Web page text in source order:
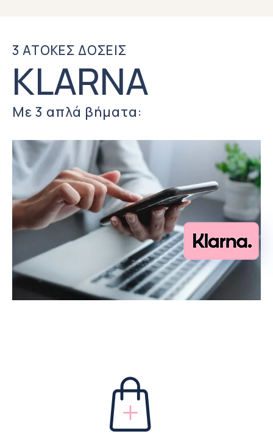
3 ΑΤΟΚΕΣ ΔΟΣΕΙΣ
KLARNA
Με 3 απλά βήματα: